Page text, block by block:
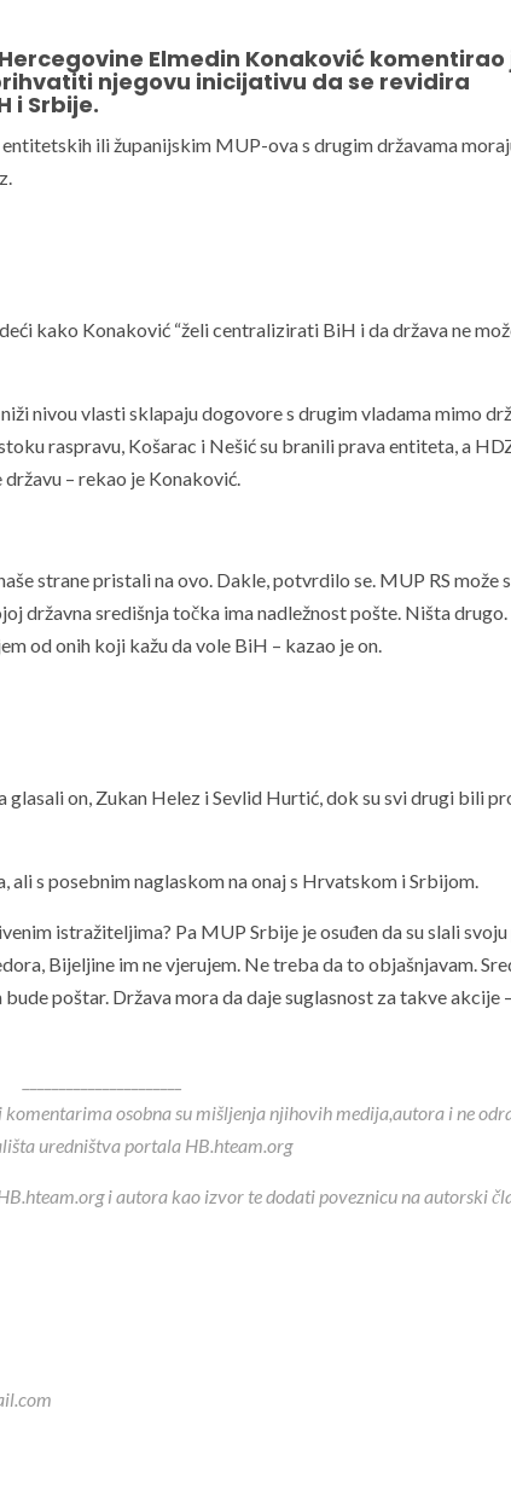
Elmedin Konaković komentirao
njegovu inicijativu da se revidira
i Srbije.
ili županijskim MUP-ova s drugim državama
kako Konaković “želi centralizirati BiH i da država ne
nivou vlasti sklapaju dogovore s drugim vladama mimo
raspravu, Košarac i Nešić su branili prava entiteta, a
– rekao je Konaković.
strane pristali na ovo. Dakle, potvrdilo se. MUP RS može
državna središnja točka ima nadležnost pošte. Ništa drugo.
od onih koji kažu da vole BiH – kazao je on.
glasali on, Zukan Helez i Sevlid Hurtić, dok su svi drugi bili
ali s posebnim naglaskom na onaj s Hrvatskom i Srbijom.
istražiteljima? Pa MUP Srbije je osuđen da su slali
Bijeljine im ne vjerujem. Ne treba da to objašnjavam.
poštar. Država mora da daje suglasnost za takve akcije
osobna su mišljenja njihovih medija,autora i ne
uredništva portala HB.hteam.org
i autora kao izvor te dodati poveznicu na autorski